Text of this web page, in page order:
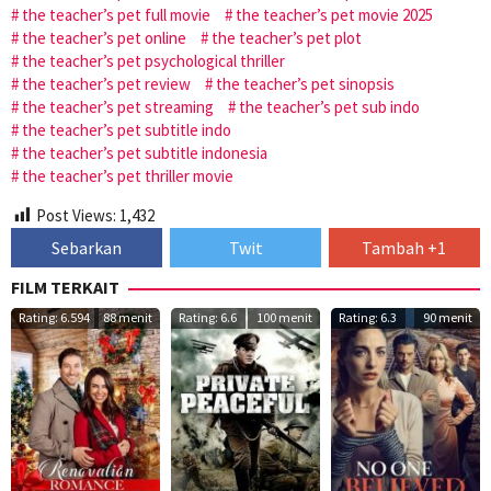
the teacher’s pet full movie
the teacher’s pet movie 2025
the teacher’s pet online
the teacher’s pet plot
the teacher’s pet psychological thriller
the teacher’s pet review
the teacher’s pet sinopsis
the teacher’s pet streaming
the teacher’s pet sub indo
the teacher’s pet subtitle indo
the teacher’s pet subtitle indonesia
the teacher’s pet thriller movie
Post Views: 1,432
Sebarkan Twit
Tambah +1
FILM TERKAIT
Rating: 6.594 88 menit Rating: 6.6 100 menit Rating: 6.3 90 menit